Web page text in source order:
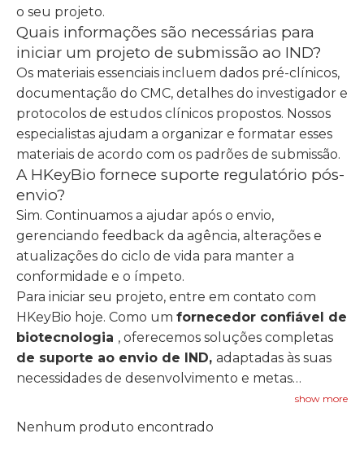
o seu projeto.
Quais informações são necessárias para
iniciar um projeto de submissão ao IND?
Os materiais essenciais incluem dados pré-clínicos,
documentação do CMC, detalhes do investigador e
protocolos de estudos clínicos propostos. Nossos
especialistas ajudam a organizar e formatar esses
materiais de acordo com os padrões de submissão.
A HKeyBio fornece suporte regulatório pós-
envio?
Sim. Continuamos a ajudar após o envio,
gerenciando feedback da agência, alterações e
atualizações do ciclo de vida para manter a
conformidade e o ímpeto.
Para iniciar seu projeto, entre em contato com
HKeyBio hoje. Como um fornecedor confiável de
biotecnologia , oferecemos soluções completas
de suporte ao envio de IND, adaptadas às suas
necessidades de desenvolvimento e metas
show more
Nenhum produto encontrado